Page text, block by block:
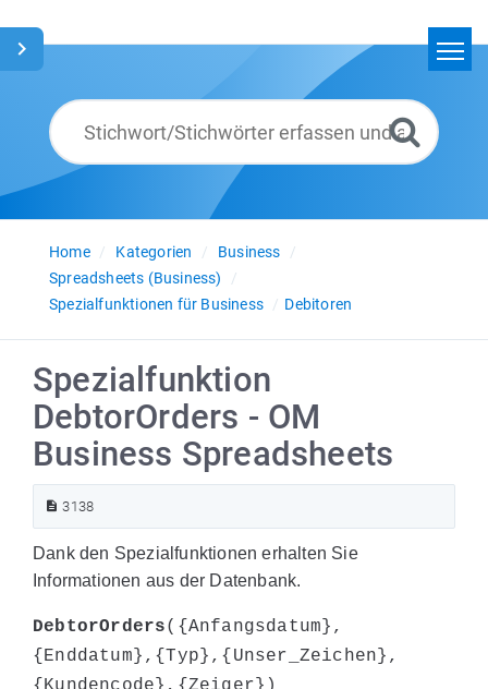
Glossar
Deutsch
Home
Kategorien
Business
Spreadsheets (Business)
Spezialfunktionen für Business
Debitoren
Spezialfunktion
DebtorOrders - OM
Business Spreadsheets
3138
Dank den Spezialfunktionen erhalten Sie
Informationen aus der Datenbank.
DebtorOrders({Anfangsdatum},
{Enddatum},{Typ},{Unser_Zeichen},